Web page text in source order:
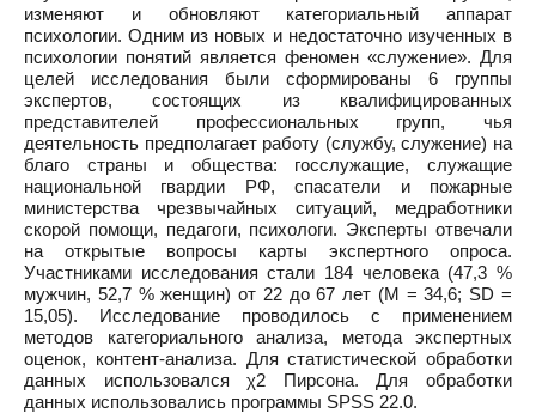
изменяют и обновляют категориальный аппарат
психологии. Одним из новых и недостаточно изученных в
психологии понятий является феномен «служение». Для
целей исследования были сформированы 6 группы
экспертов, состоящих из квалифицированных
представителей профессиональных групп, чья
деятельность предполагает работу (службу, служение) на
благо страны и общества: госслужащие, служащие
национальной гвардии РФ, спасатели и пожарные
министерства чрезвычайных ситуаций, медработники
скорой помощи, педагоги, психологи. Эксперты отвечали
на открытые вопросы карты экспертного опроса.
Участниками исследования стали 184 человека (47,3 %
мужчин, 52,7 % женщин) от 22 до 67 лет (M = 34,6; SD =
15,05). Исследование проводилось с применением
методов категориального анализа, метода экспертных
оценок, контент-анализа. Для статистической обработки
данных использовался χ2 Пирсона. Для обработки
данных использовались программы SPSS 22.0.